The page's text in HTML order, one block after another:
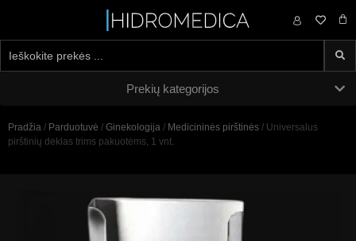
0,00 €
Prekių kategorijos
Pradžia / Parduotuvė / Ginekologija / Medicininės pirštinės / Universalus
pirštinių dėklas trims pakuotėms, 1 vnt.